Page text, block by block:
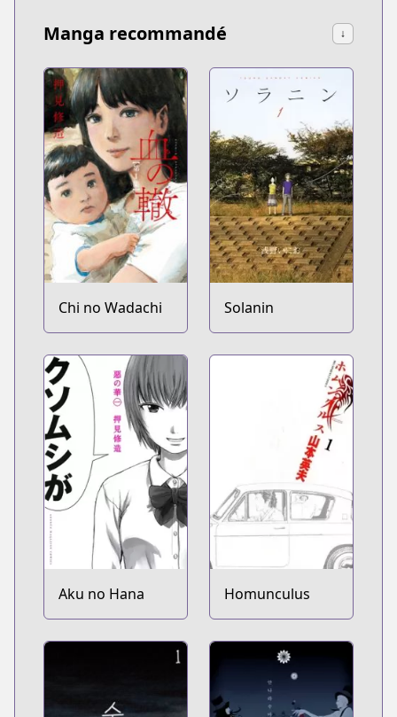
Manga recommandé ↓
Chi no Wadachi Solanin
Aku no Hana Homunculus